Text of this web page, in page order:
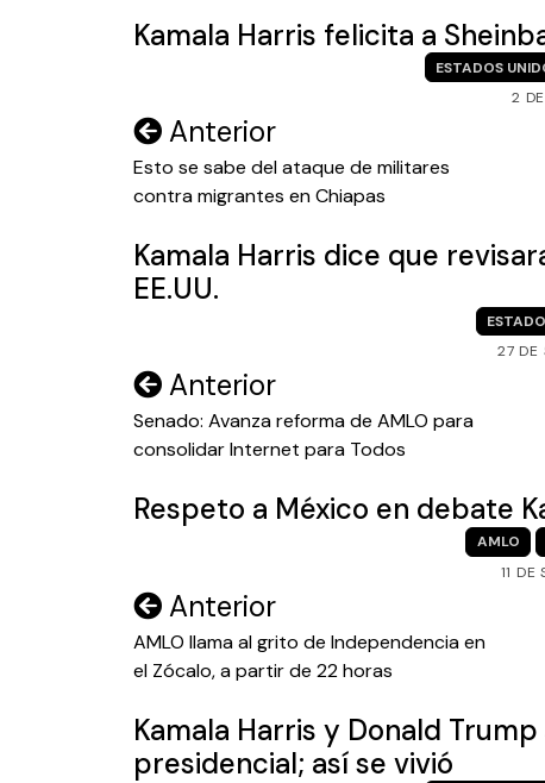
Kamala Harris felicita a
ESTADOS
2
Navegación
de
entradas
Anterior
Esto se sabe del ataque de militares
contra migrantes en Chiapas
Kamala Harris dice que
EE.UU.
27 DE
Navegación
de
Anterior
Senado: Avanza reforma de AMLO para
consolidar Internet para Todos
Respeto a México en debate
AMLO
11
Navegación
de
entradas
Anterior
AMLO llama al grito de Independencia en
el Zócalo, a partir de 22 horas
Kamala Harris y Donald
presidencial; así se vivió